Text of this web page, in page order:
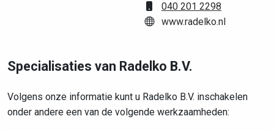
040 201 2298
www.radelko.nl
Specialisaties van Radelko B.V.
Volgens onze informatie kunt u Radelko B.V. inschakelen
onder andere een van de volgende werkzaamheden: